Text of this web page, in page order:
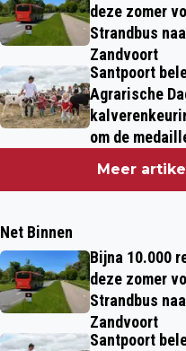
deze zomer
Strandbus
Zandvoort
Santpoort
Agrarische
om de
Meer
Net Binnen
Bijna 10.000
deze zomer
Strandbus
Zandvoort
Santpoort